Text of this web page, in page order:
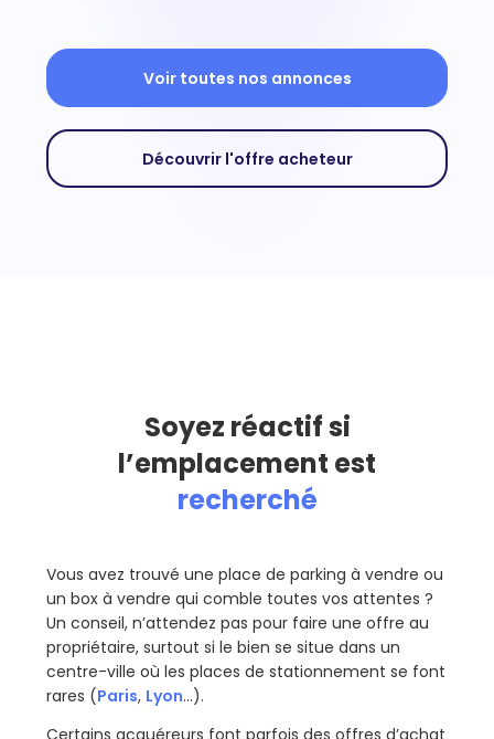
Voir toutes nos annonces
Découvrir l'offre acheteur
Soyez réactif si
l’emplacement est
recherché
Vous avez trouvé une place de parking à vendre ou
un box à vendre qui comble toutes vos attentes ?
Un conseil, n’attendez pas pour faire une offre au
propriétaire, surtout si le bien se situe dans un
centre-ville où les places de stationnement se font
rares (Paris, Lyon…).
Certains acquéreurs font parfois des offres d’achat